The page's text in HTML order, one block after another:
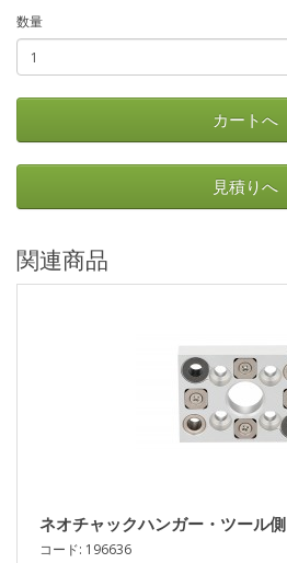
数量
カートへ
見積りへ
関連商品
ネオチャックハンガー・ツール側
コード: 196636